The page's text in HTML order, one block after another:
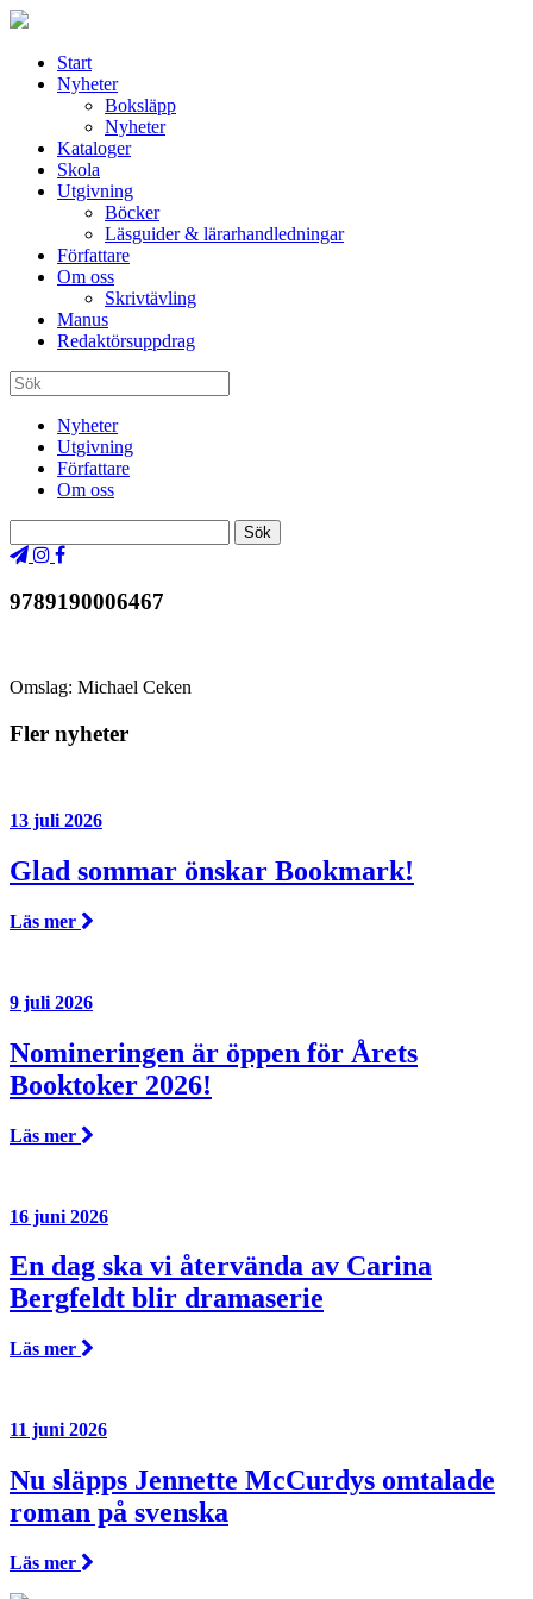
Start
Nyheter
Boksläpp
Nyheter
Kataloger
Skola
Utgivning
Böcker
Läsguider & lärarhandledningar
Författare
Om oss
Skrivtävling
Manus
Redaktörsuppdrag
Nyheter
Utgivning
Författare
Om oss
9789190006467
Omslag: Michael Ceken
Fler nyheter
13 juli 2026
Glad sommar önskar Bookmark!
Läs mer
9 juli 2026
Nomineringen är öppen för Årets
Booktoker 2026!
Läs mer
16 juni 2026
En dag ska vi återvända av Carina
Bergfeldt blir dramaserie
Läs mer
11 juni 2026
Nu släpps Jennette McCurdys omtalade
roman på svenska
Läs mer